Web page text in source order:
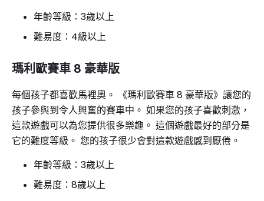
年齡等級：3歲以上
難易度：4級以上
瑪利歐賽車 8 豪華版
每個孩子都喜歡馬裡奧。 《瑪利歐賽車 8 豪華版》讓您的
孩子參與到令人興奮的賽車中。 如果您的孩子喜歡刺激，
這款遊戲可以為您提供很多樂趣。 這個遊戲最好的部分是
它的難度等級。 您的孩子很少會對這款遊戲感到厭倦。
年齡等級：3歲以上
難易度：8歲以上